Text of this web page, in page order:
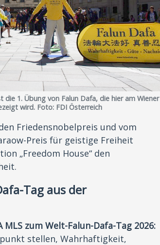
1. Übung von Falun Dafa, die hier am Wiener
wird. Foto: FDI Österreich
Friedensnobelpreis und vom
Preis für geistige Freiheit
„Freedom House“ den
Tag aus der
zum Welt-Falun-Dafa-Tag 2026:
stellen, Wahrhaftigkeit,